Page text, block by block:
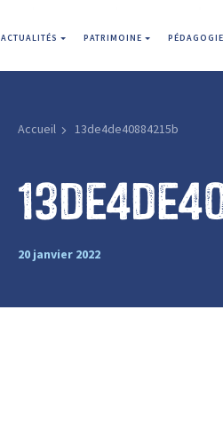
ACTUALITÉS PATRIMOINE PÉDAGOGIE
Accueil 13de4de40884215b
20 janvier 2022